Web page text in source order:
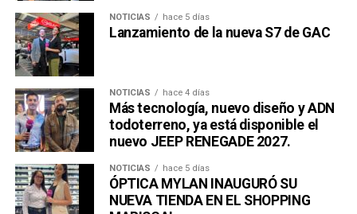
NOTICIAS hace 5 días
Lanzamiento de la nueva S7 de GAC
NOTICIAS hace 4 días
Más tecnología, nuevo diseño y ADN
todoterreno, ya está disponible el
nuevo JEEP RENEGADE 2027.
NOTICIAS hace 5 días
ÓPTICA MYLAN INAUGURÓ SU
NUEVA TIENDA EN EL SHOPPING